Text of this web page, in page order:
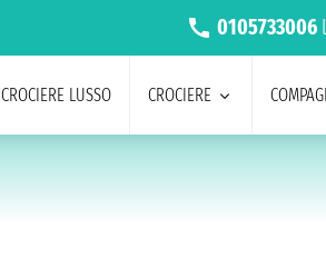
0105733006
CROCIERE LUSSO CROCIERE